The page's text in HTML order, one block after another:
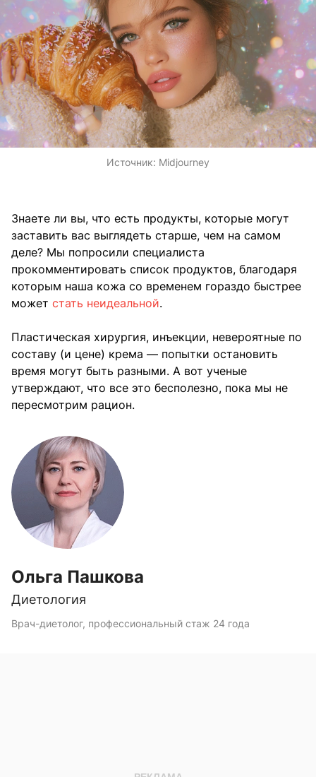
Источник: Midjourney
Знаете ли вы, что есть продукты, которые могут
заставить вас выглядеть старше, чем на самом
деле? Мы попросили специалиста
прокомментировать список продуктов, благодаря
которым наша кожа со временем гораздо быстрее
может стать неидеальной.
Пластическая хирургия, инъекции, невероятные по
составу (и цене) крема — попытки остановить
время могут быть разными. А вот ученые
утверждают, что все это бесполезно, пока мы не
пересмотрим рацион.
Ольга Пашкова
Диетология
Врач-диетолог, профессиональный стаж 24 года